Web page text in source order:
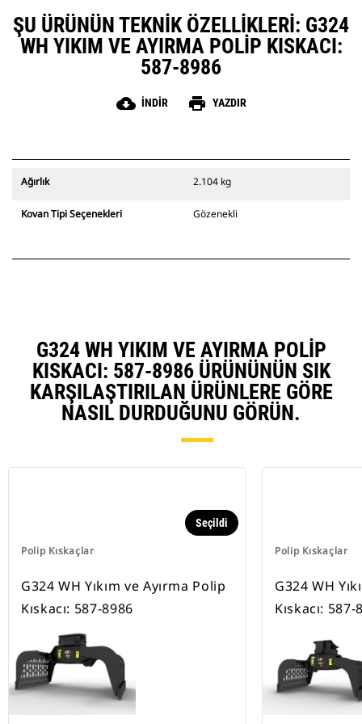
ile hidrolik sistemde daha fazla
güvenilirlik.
Makineyi hareket ettirmeden
herhangi bir açıdan malzeme
almak ve tutmak için polip kıskacı
takımınızın aşınıp yıpranmasını
yapıyı yıkma yeteneğine sahipken
ŞU ÜRÜNÜN TEKNIK ÖZELLIKLERI: G324
WH YIKIM VE AYIRMA POLIP KISKACI:
587-8986
cloud_download İNDIR print YAZDIR
Ağırlık 2.104 kg
Kovan Tipi Seçenekleri Gözenekli
G324 WH YIKIM VE AYIRMA POLIP
KISKACI: 587-8986 ÜRÜNÜNÜN SIK
KARŞILAŞTIRILAN ÜRÜNLERE GÖRE
NASIL DURDUĞUNU GÖRÜN.
Polip Kıskaçlar
Seçildi
G324 WH Yıkım ve Ayırma Polip
Kıskacı: 587-8986
Polip Kıskaçlar
G324 WH
Kıskacı: 587-